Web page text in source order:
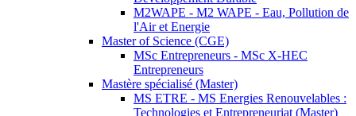
M2WAPE - M2 WAPE - Eau, Pollution de
l'Air et Energie
Master of Science (CGE)
MSc Entrepreneurs - MSc X-HEC
Entrepreneurs
Mastère spécialisé (Master)
MS ETRE - MS Energies Renouvelables :
Technologies et Entrepreneuriat (Master)